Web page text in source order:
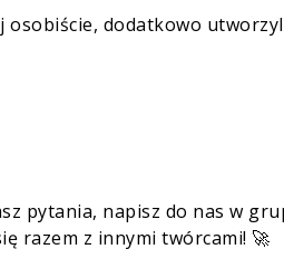
osobiście, dodatkowo
pytania, napisz do nas w
razem z innymi twórcami! 🚀